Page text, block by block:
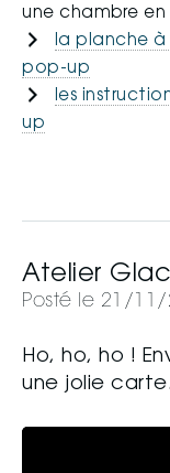
une chambre
la planche
pop-up
les
up
Atelier
Posté le 21/11/
Ho, ho, ho !
une jolie carte.